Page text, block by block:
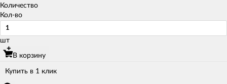
Количество
Кол-во
шт
В корзину
Купить в 1 клик